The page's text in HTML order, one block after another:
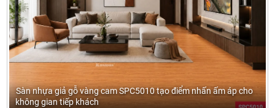
Sàn nhựa giả gỗ vàng cam SPC5010 tạo điểm nhấn ấm áp cho
không gian tiếp khách